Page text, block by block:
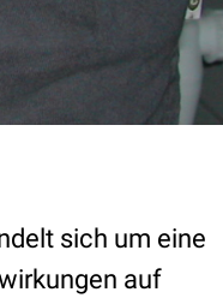
sich um eine
auf